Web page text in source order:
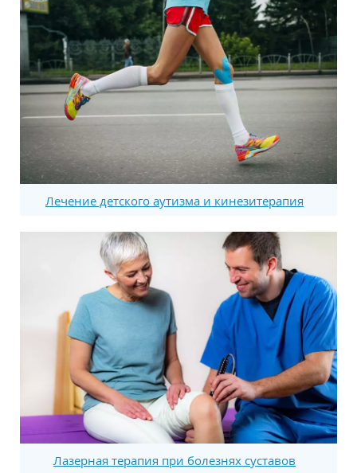
Лечение детского аутизма и кинезитерапия
Лазерная терапия при болезнях суставов